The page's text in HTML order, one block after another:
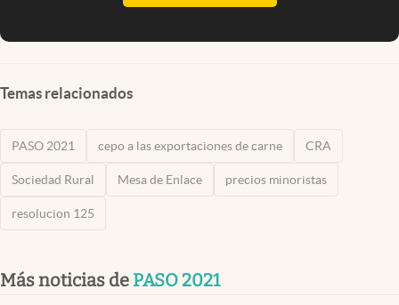
Temas relacionados
PASO 2021 cepo a las exportaciones de carne CRA
Sociedad Rural Mesa de Enlace precios minoristas
resolucion 125
Más noticias de PASO 2021